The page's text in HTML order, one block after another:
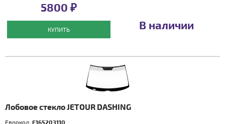
5800 ₽
КУПИТЬ В наличии
Лобовое стекло JETOUR DASHING
Еврокод: F165203110